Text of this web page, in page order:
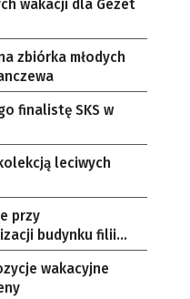
wakacji dla Gezet
zbiórka młodych
finalistę SKS w
leciwych
przy
budynku filii
Bajka
wakacyjne